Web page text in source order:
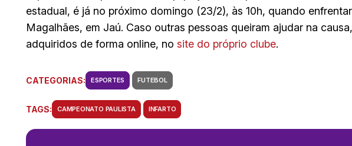
estadual, é já no próximo domingo (23/2), às 10h, quando
Magalhães, em Jaú. Caso outras pessoas queiram ajudar na
adquiridos de forma online, no site do próprio clube.
CATEGORIAS: ESPORTES FUTEBOL
TAGS: CAMPEONATO PAULISTA INFARTO